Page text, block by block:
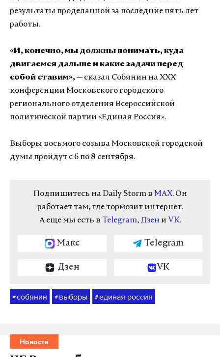
результаты проделанной за последние пять лет
работы.
«И, конечно, мы должны понимать, куда
двигаемся дальше и какие задачи перед
собой ставим», — сказал Собянин на ХХХ
конференции Московского городского
регионального отделения Всероссийской
политической партии «Единая Россия».
Выборы восьмого созыва Московской городской
думы пройдут с 6 по 8 сентября.
Подпишитесь на Daily Storm в MAX. Он
работает там, где тормозит интернет.
А еще мы есть в Telegram, Дзен и VK.
Макс Telegram
Дзен VK
#собянин # выборы #единая россия
Новости